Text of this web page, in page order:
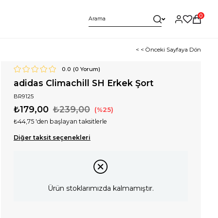
0
< < Önceki Sayfaya Dön
0.0 (0 Yorum)
adidas Climachill SH Erkek Şort
BR9125
₺239,00
₺179,00 25
₺44,75 'den başlayan taksitlerle
Diğer taksit seçenekleri
Ürün stoklarımızda kalmamıştır.